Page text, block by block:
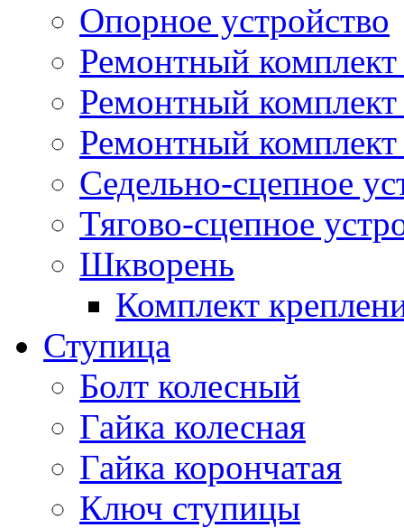
Опорное устройство
Ремонтный комплект
Ремонтный
Ремонтный комплект
Седельно-сцепное
Тягово-сцепное
Шкворень
Комплект
Ступица
Болт колесный
Гайка колесная
Гайка корончатая
Ключ ступицы